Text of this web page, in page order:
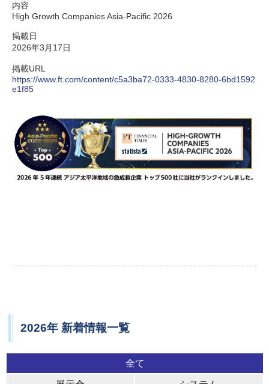
内容
High Growth Companies Asia-Pacific 2026
掲載日
2026年3月17日
掲載URL
https://www.ft.com/content/c5a3ba72-0333-4830-8280-6bd1592
e1f85
2026年 新着情報一覧
全て